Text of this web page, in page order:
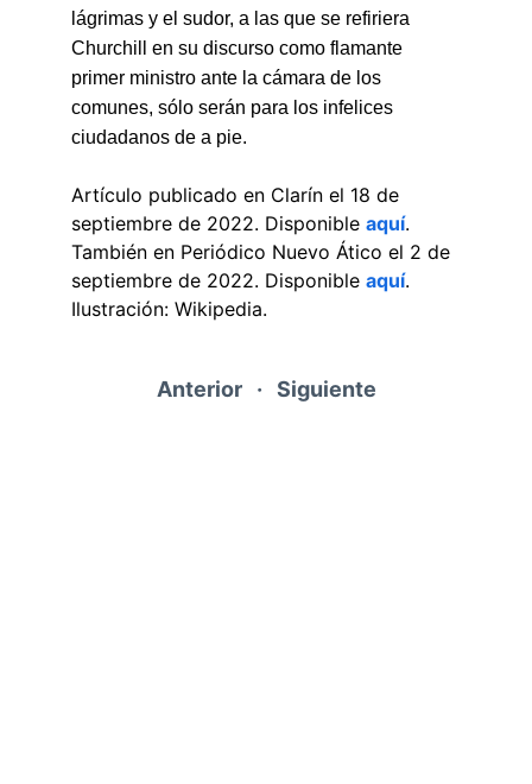
lágrimas y el sudor, a las que se refiriera
Churchill en su discurso como flamante
primer ministro ante la cámara de los
comunes, sólo serán para los infelices
ciudadanos de a pie.
Artículo publicado en Clarín el 18 de
septiembre de 2022. Disponible aquí.
También en Periódico Nuevo Ático el 2 de
septiembre de 2022. Disponible aquí.
Ilustración: Wikipedia.
Anterior
   ·
Siguiente